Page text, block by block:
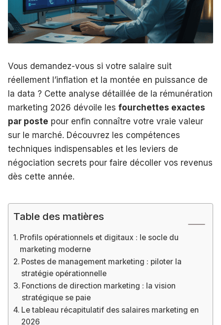
Vous demandez-vous si votre salaire suit
réellement l’inflation et la montée en puissance de
la data ? Cette analyse détaillée de la rémunération
marketing 2026 dévoile les fourchettes exactes
par poste pour enfin connaître votre vraie valeur
sur le marché. Découvrez les compétences
techniques indispensables et les leviers de
négociation secrets pour faire décoller vos revenus
dès cette année.
Table des matières
Profils opérationnels et digitaux : le socle du
marketing moderne
Postes de management marketing : piloter la
stratégie opérationnelle
Fonctions de direction marketing : la vision
stratégique se paie
Le tableau récapitulatif des salaires marketing en
2026